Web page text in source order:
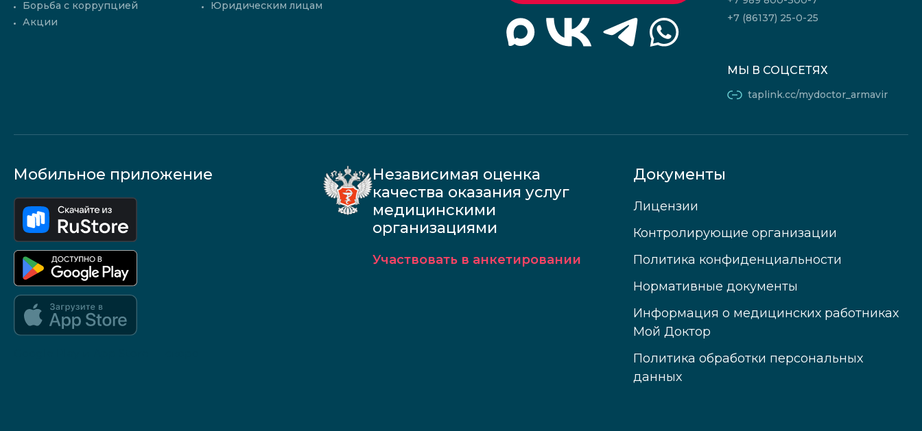
Борьба с коррупцией
Акции
Юридическим лицам
+7 (86137) 25-0-25
МЫ В СОЦСЕТЯХ
taplink.cc/mydoctor_armavir
Мобильное приложение
Независимая оценка
качества оказания услуг
медицинскими
организациями
Участвовать в анкетировании
Документы
Лицензии
Контролирующие организации
Политика конфиденциальности
Нормативные документы
Информация о медицинских работниках
Мой Доктор
Политика обработки персональных
данных